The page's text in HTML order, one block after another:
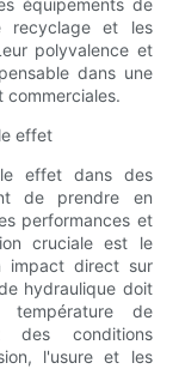
équipements de
recyclage et les
polyvalence et
dans une
commerciales.
effet
effet dans des
de prendre en
performances et
cruciale est le
impact direct sur
hydraulique doit
de
des conditions
l'usure et les